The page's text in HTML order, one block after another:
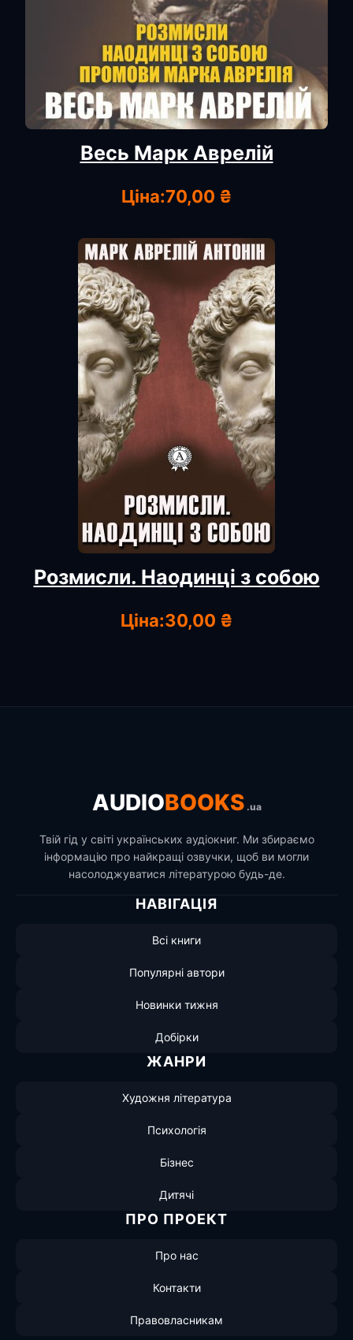
Весь Марк Аврелій
Ціна:70,00 ₴
Розмисли. Наодинці з собою
Ціна:30,00 ₴
AUDIOBOOKS .ua
Твій гід у світі українських аудіокниг. Ми збираємо
інформацію про найкращі озвучки, щоб ви могли
насолоджуватися літературою будь-де.
НАВІГАЦІЯ
Всі книги
Популярні автори
Новинки тижня
Добірки
ЖАНРИ
Художня література
Психологія
Бізнес
Дитячі
ПРО ПРОЕКТ
Про нас
Контакти
Правовласникам